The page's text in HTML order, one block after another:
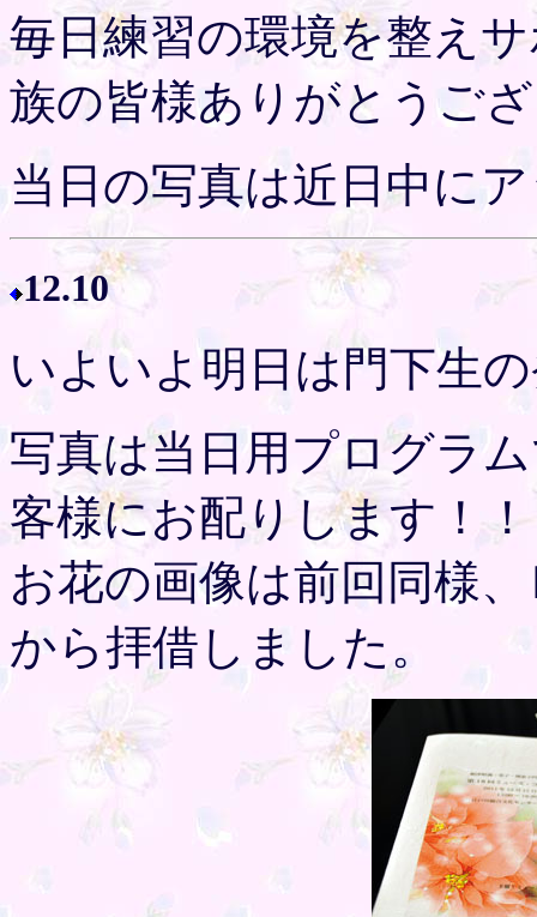
毎日練習の環境を整え
族の皆様ありがとうご
当日の写真は近日中に
12.10
いよいよ明日は門下生
写真は当日用プログラ
客様にお配りします！！
お花の画像は前回同様
から拝借しました。